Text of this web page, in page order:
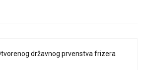
državnog prvenstva frizera